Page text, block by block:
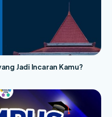
Jadi Incaran Kamu?